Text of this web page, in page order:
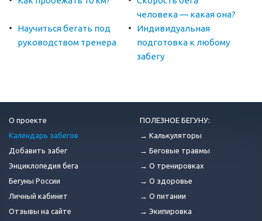
человека — какая она?
Научиться бегать под
руководством тренера
Индивидуальная
подготовка к любому
забегу
О проекте
Календарь забегов
Добавить забег
Энциклопедия бега
Бегуны России
Личный кабинет
Отзывы на сайте
ПОЛЕЗНОЕ БЕГУНУ:
→ Калькуляторы
→ Беговые травмы
→ О тренировках
→ О здоровье
→ О питании
→ Экипировка